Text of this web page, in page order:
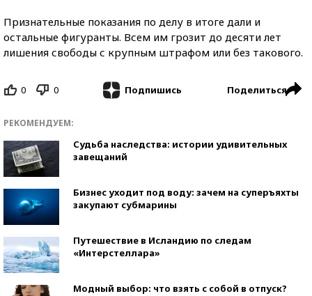
Признательные показания по делу в итоге дали и
остальные фигуранты. Всем им грозит до десяти лет
лишения свободы с крупным штрафом или без такового.
0 0 Подпишись Поделиться
РЕКОМЕНДУЕМ:
Судьба наследства: истории удивительных
завещаний
Бизнес уходит под воду: зачем на суперъяхты
закупают субмарины
Путешествие в Исландию по следам
«Интерстеллара»
Модный выбор: что взять с собой в отпуск?